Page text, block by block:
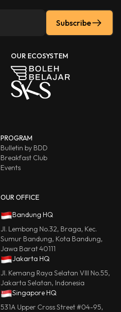
Subscribe
OUR ECOSYSTEM
PROGRAM
Bulletin by BDD
Breakfast Club
Events
OUR OFFICE
Bandung HQ
Jl. Lembong No.32, Braga, Kec.
Sumur Bandung, Kota Bandung,
Jawa Barat 40111
Jakarta HQ
Jl. Kemang Raya Selatan VIII No.55,
Jakarta Selatan, Indonesia
Singapore HQ
531A Upper Cross Street #04-95,